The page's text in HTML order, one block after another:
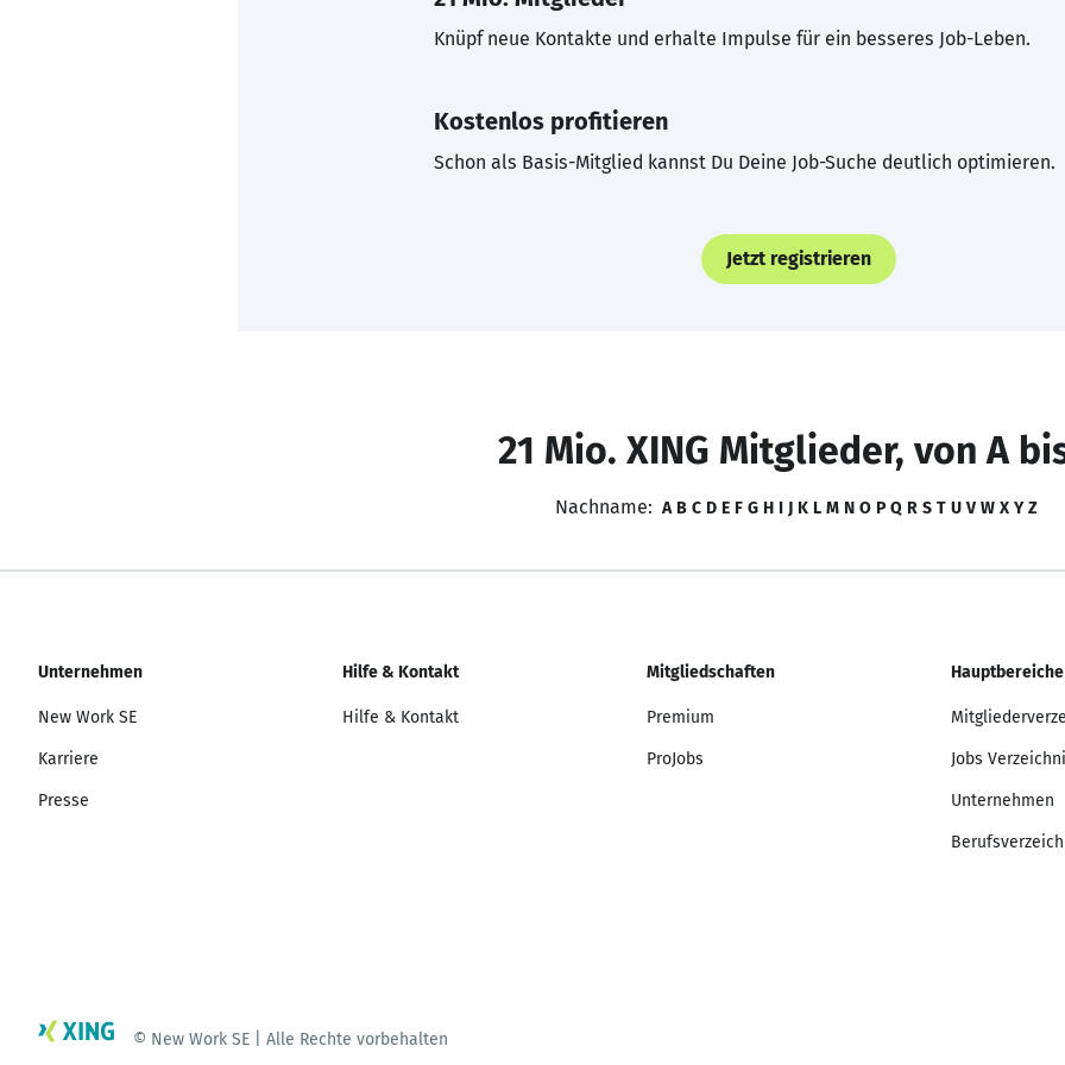
Knüpf neue Kontakte und erhalte Impulse für ein besseres Job-Leben.
Kostenlos profitieren
Schon als Basis-Mitglied kannst Du Deine Job-Suche deutlich optimieren.
Jetzt registrieren
21 Mio. XING Mitglieder, von A
Nachname: A B C D E F G H I J K L M N O P Q R S T U V W X Y Z
Unternehmen
New Work SE
Karriere
Presse
Hilfe & Kontakt
Hilfe & Kontakt
Mitgliedschaften
Premium
ProJobs
Hauptbereiche
Jobs
Unternehmen
© New Work SE | Alle Rechte vorbehalten